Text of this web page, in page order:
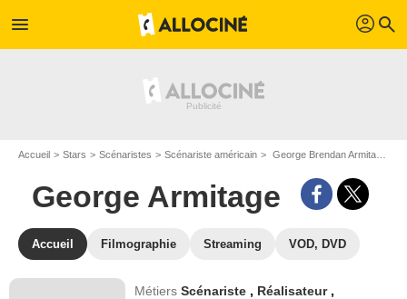
menu profil search
Accueil Stars Scénaristes Scénariste américain George Brendan Armitage dit George Armitage
George Armitage
Accueil Filmographie Streaming VOD, DVD
MétiersScénariste , Réalisateur ,